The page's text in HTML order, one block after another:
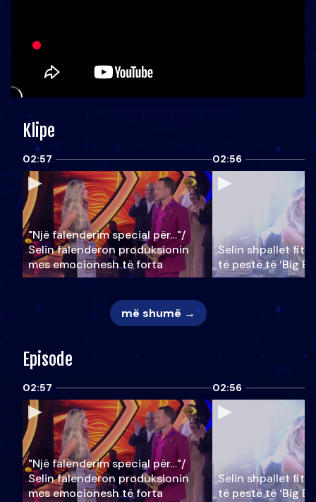
Klipe
02:57
"Një falenderim special për…"/
Selin falënderon produksionin
mes emocionesh të forta
02:56
Selin shpallet
të pestë të ‘Big
më shumë →
Episode
02:57
"Një falenderim special për…"/
Selin falënderon produksionin
mes emocionesh të forta
02:56
Selin shpallet
të pestë të ‘Big